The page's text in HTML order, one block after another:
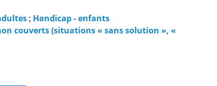
; Handicap - enfants
couverts (situations « sans solution », «